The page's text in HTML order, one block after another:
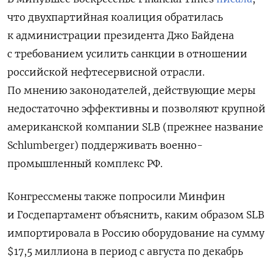
что двухпартийная коалиция обратилась
к администрации президента Джо Байдена
с требованием усилить санкции в отношении
российской нефтесервисной отрасли.
По мнению законодателей, действующие меры
недостаточно эффективны и позволяют крупной
американской компании SLB (прежнее название
Schlumberger) поддерживать военно-
промышленный комплекс РФ.
Конгрессмены также попросили Минфин
и Госдепартамент объяснить, каким образом SLB
импортировала в Россию оборудование на сумму
$17,5 миллиона в период с августа по декабрь